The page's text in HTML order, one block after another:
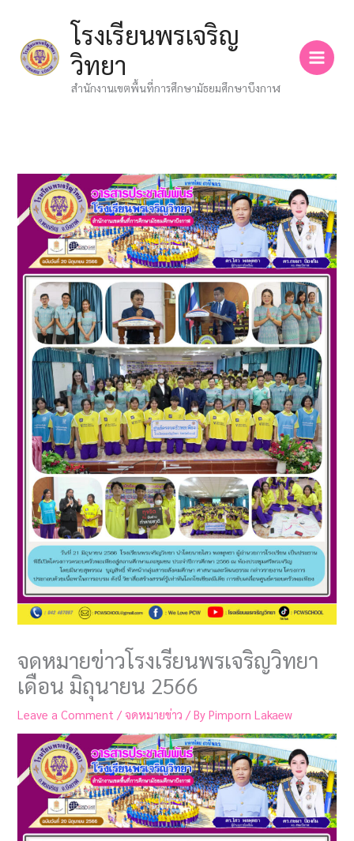
content
โรงเรียนพรเจริญ
วิทยา
สำนักงานเขตพื้นที่การศึกษามัธยมศึกษาบึงกาฬ
จดหมายข่าวโรงเรียนพรเจริญวิทยา
เดือน มิถุนายน 2566
Leave a Comment / จดหมายข่าว / ByPimporn Lakaew